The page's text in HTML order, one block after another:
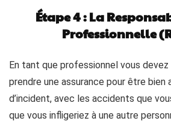
Étape 4 : La
Professionnelle
En tant que professionnel vous
prendre une assurance pour être bien
d’incident, avec les accidents que
que vous infligeriez à une autre